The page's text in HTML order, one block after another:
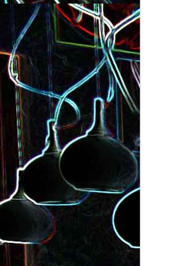
Salade de lentilles au céleri
branche et à la carotte